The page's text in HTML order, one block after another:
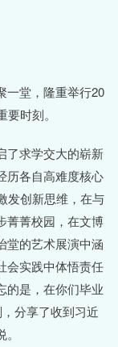
一堂，隆重举行20
时刻。
了求学交大的崭新
历各自高难度核心
发创新思维，在与
菁菁校园，在文博
堂的艺术展演中涵
会实践中体悟责任
的是，在你们毕业
分享了收到习近